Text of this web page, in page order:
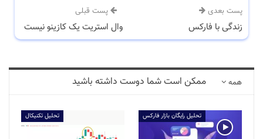
پست قبلی
وال استریت یک کازینو نیست
پست بعدی
زندگی با فارکس
همه ممکن است شما دوست داشته باشید
تحلیل تکنیکال تحلیل رایگان بازار فارکس